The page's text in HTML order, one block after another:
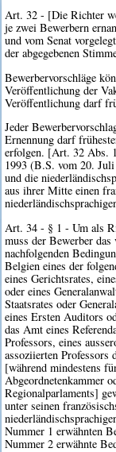
Art. 32 - [Die Richter
je zwei Bewerbern
und vom Senat
der abgegebenen
Bewerbervorschläge
Veröffentlichung der
Veröffentlichung darf
Jeder
Ernennung darf
erfolgen. [Art. 32 Abs.
1993 (B.S. vom 20.
und die
aus ihrer Mitte einen
Art. 34 - § 1 - Um als
muss der Bewerber
nachfolgenden
Belgien eines der
eines Gerichtsrates,
oder eines
Staatsrates oder
eines Ersten Auditors
das Amt eines
Professors, eines
assoziierten Professors
[während mindestens
Abgeordnetenkammer
Regionalparlaments]
unter seinen
Nummer 1 erwähnten
Nummer 2 erwähnte